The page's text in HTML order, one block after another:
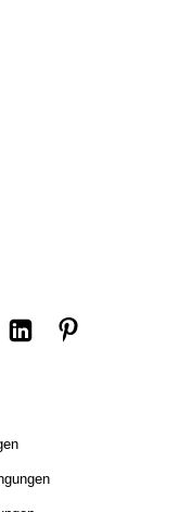
Linkedin